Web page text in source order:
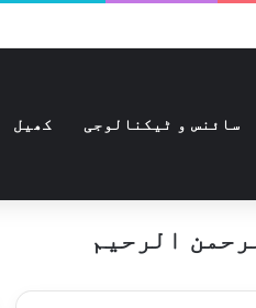
سائنس و ٹیکنالوجی کھیل
الرحیم